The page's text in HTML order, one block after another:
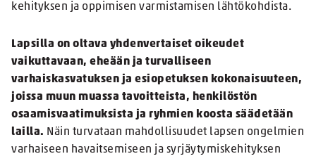
kehityksen ja oppimisen varmistamisen lähtökohdista.
Lapsilla on oltava yhdenvertaiset oikeudet
vaikuttavaan, eheään ja turvalliseen
varhaiskasvatuksen ja esiopetuksen kokonaisuuteen,
joissa muun muassa tavoitteista, henkilöstön
osaamisvaatimuksista ja ryhmien koosta säädetään
lailla. Näin turvataan mahdollisuudet lapsen ongelmien
varhaiseen havaitsemiseen ja syrjäytymiskehityksen